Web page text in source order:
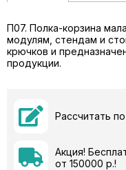
П07. Полка-корзина
модулям, стендам и
крючков и
продукции.
Рассчитать
Акция!
от 150000 р.!